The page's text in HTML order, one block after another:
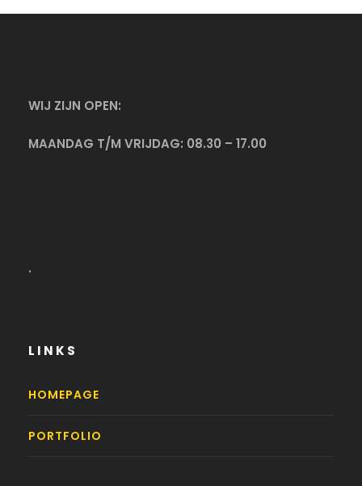
WIJ ZIJN OPEN:
MAANDAG T/M VRIJDAG: 08.30 – 17.00
.
LINKS
HOMEPAGE
PORTFOLIO